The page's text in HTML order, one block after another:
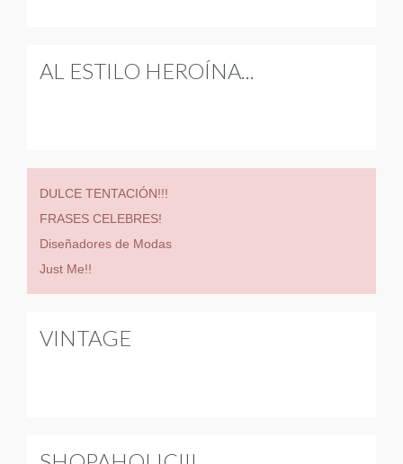
AL ESTILO HEROÍNA...
DULCE TENTACIÓN!!!
FRASES CELEBRES!
Diseñadores de Modas
Just Me!!
VINTAGE